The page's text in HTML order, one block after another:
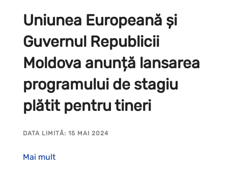
Uniunea Europeană și
Guvernul Republicii
Moldova anunță lansarea
programului de stagiu
plătit pentru tineri
DATA LIMITĂ: 15 MAI 2024
Mai mult